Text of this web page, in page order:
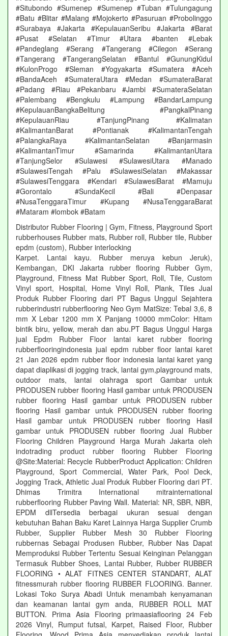
#Situbondo #Sumenep #Sumenep #Tuban #Tulungagung
#Batu #Blitar #Malang #Mojokerto #Pasuruan #Probolinggo
#Surabaya #Jakarta #KepulauanSeribu #Jakarta #Barat
#Pusat #Selatan #Timur #Utara #banten #Lebak
#Pandeglang #Serang #Tangerang #Cilegon #Serang
#Tangerang #TangerangSelatan #Bantul #GunungKidul
#KulonProgo #Sleman #Yogyakarta #Sumatera #Aceh
#BandaAceh #SumateraUtara #Medan #SumateraBarat
#Padang #Riau #Pekanbaru #Jambi #SumateraSelatan
#Palembang #Bengkulu #Lampung #BandarLampung
#KepulauanBangkaBelitung #PangkalPinang
#KepulauanRiau #TanjungPinang #Kalimatan
#KalimantanBarat #Pontianak #KalimantanTengah
#PalangkaRaya #KalimantanSelatan #Banjarmasin
#KalimantanTimur #Samarinda #KalimantanUtara
#TanjungSelor #Sulawesi #SulawesiUtara #Manado
#SulawesiTengah #Palu #SulawesiSelatan #Makassar
#SulawesiTenggara #Kendari #SulawesiBarat #Mamuju
#Gorontalo #SundaKecil #Bali #Denpasar
#NusaTenggaraTimur #Kupang #NusaTenggaraBarat
#Mataram #lombok #Batam
Distributor Rubber Flooring | Gym, Fitness, Playground Sport
rubberhouses Rubber mats, Rubber roll, Rubber tile, Rubber
epdm (custom), Rubber interlocking
Karpet. Lantai kayu. Rubber meruya kebun Jeruk),
Kembangan, DKI Jakarta rubber flooring Rubber Gym,
Playground, Fitness Mat Rubber Sport, Roll, Tile, Custom
Vinyl sport, Hospital, Home Vinyl Roll, Plank, Tiles Jual
Produk Rubber Flooring dari PT Bagus Unggul Sejahtera
rubberindustri rubberflooring Neo Gym MatSize: Tebal 3,6, 8
mm X Lebar 1200 mm X Panjang 10000 mmColor: Hitam
bintik biru, yellow, merah dan abu.PT Bagus Unggul Harga
jual Epdm Rubber Floor lantai karet rubber flooring
rubberflooringindonesia jual epdm rubber floor lantai karet
21 Jan 2026 epdm rubber floor indonesia lantai karet yang
dapat diaplikasi di jogging track, lantai gym,playground mats,
outdoor mats, lantai olahraga sport Gambar untuk
PRODUSEN rubber flooring Hasil gambar untuk PRODUSEN
rubber flooring Hasil gambar untuk PRODUSEN rubber
flooring Hasil gambar untuk PRODUSEN rubber flooring
Hasil gambar untuk PRODUSEN rubber flooring Hasil
gambar untuk PRODUSEN rubber flooring Jual Rubber
Flooring Children Playground Harga Murah Jakarta oleh
indotrading product rubber flooring Rubber Flooring
@Site:Material: Recycle RubberProduct Application: Children
Playground, Sport Commercial, Water Park, Pool Deck,
Jogging Track, Athletic Jual Produk Rubber Flooring dari PT.
Dhimas Trimitra International mitrainternational
rubberflooring Rubber Paving Wall. Material: NR, SBR, NBR,
EPDM dllTersedia berbagai ukuran sesuai dengan
kebutuhan Bahan Baku Karet Lainnya Harga Supplier Crumb
Rubber, Supplier Rubber Mesh 30 Rubber Flooring
rubbernas Sebagai Produsen Rubber, Rubber Nas Dapat
Memproduksi Rubber Tertentu Sesuai Keinginan Pelanggan
Termasuk Rubber Shoes, Lantai Rubber, Rubber RUBBER
FLOORING • ALAT FITNES CENTER STANDART, ALAT
fitnessmurah rubber flooring RUBBER FLOORING. Banner.
Lokasi Toko Surya Abadi Untuk menambah kenyamanan
dan keamanan lantai gym anda, RUBBER ROLL MAT
BUTTON. Prima Asia Flooring primaasiaflooring 24 Feb
2026 Vinyl, Rumput futsal, Karpet, Raised Floor, Rubber